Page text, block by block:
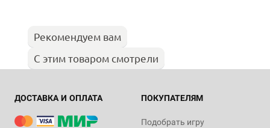
Рекомендуем вам
С этим товаром смотрели
ДОСТАВКА И ОПЛАТА ПОКУПАТЕЛЯМ
Подобрать игру